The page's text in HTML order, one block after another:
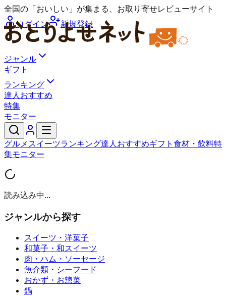
全国の「おいしい」が集まる、お取り寄せレビューサイト
ログイン
新規登録
ジャンル
ギフト
ランキング
達人おすすめ
特集
モニター
グルメ スイーツランキング達人おすすめギフト 食材・飲料特
集モニター
読み込み中...
ジャンルから探す
スイーツ・洋菓子
和菓子・和スイーツ
肉・ハム・ソーセージ
魚介類・シーフード
おかず・お惣菜
鍋